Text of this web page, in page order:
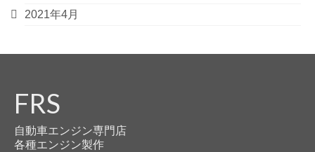
2021年4月
FRS
自動車エンジン専門店
各種エンジン製作